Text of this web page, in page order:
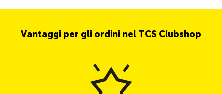
Vantaggi per gli ordini nel TCS Clubshop